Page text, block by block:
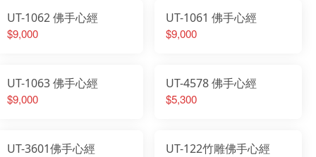
UT-1062 佛手心經
$9,000
UT-1061 佛手心經
$9,000
UT-1063 佛手心經
$9,000
UT-4578 佛手心經
$5,300
UT-3601佛手心經 UT-122竹雕佛手心經